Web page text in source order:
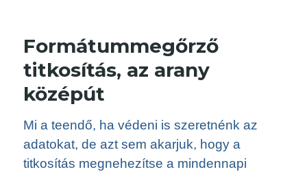
Formátummegőrző
titkosítás, az arany
középút
Mi a teendő, ha védeni is szeretnénk az
adatokat, de azt sem akarjuk, hogy a
titkosítás megnehezítse a mindennapi